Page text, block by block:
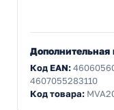
Код EAN:
4607055283110
Код товара: